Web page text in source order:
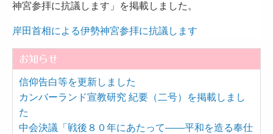
神宮参拝に抗議します」を掲載しました。
岸田首相による伊勢神宮参拝に抗議します
お知らせ
信仰告白等を更新しました
カンバーランド宣教研究 紀要（二号）を掲載しまし
た
中会決議「戦後８０年にあたって――平和を造る奉仕